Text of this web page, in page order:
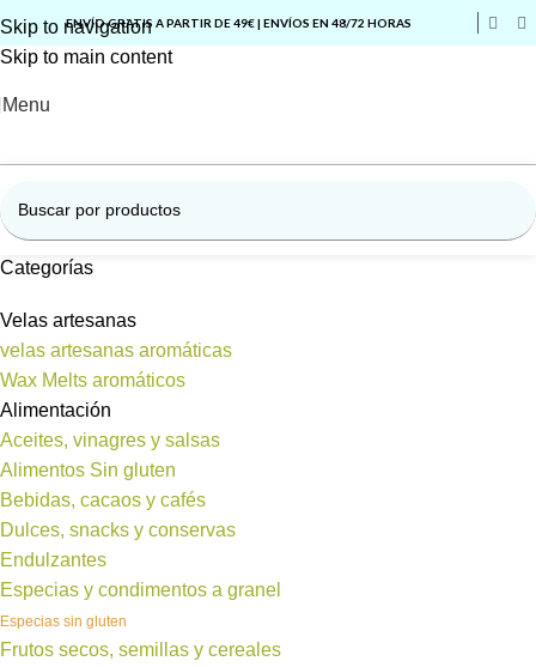
Skip to navigation
Skip to main content
ENVÍO GRATIS A PARTIR DE 49€ | ENVÍOS EN 48/72 HORAS
Menu
Categorías
Velas artesanas
velas artesanas aromáticas
Wax Melts aromáticos
Alimentación
Aceites, vinagres y salsas
Alimentos Sin gluten
Bebidas, cacaos y cafés
Dulces, snacks y conservas
Endulzantes
Especias y condimentos a granel
Especias sin gluten
Frutos secos, semillas y cereales